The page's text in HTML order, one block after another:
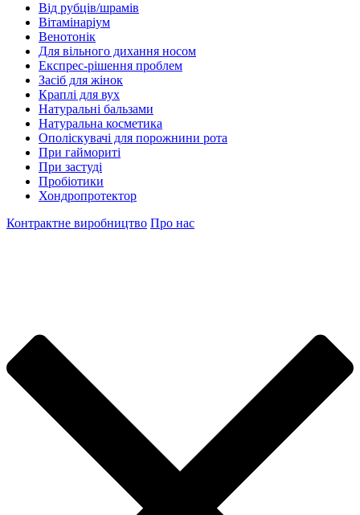
Від рубців/шрамів
Вітамінаріум
Венотонік
Для вільного дихання носом
Експрес-рішення проблем
Засіб для жінок
Краплі для вух
Натуральні бальзами
Натуральна косметика
Ополіскувачі для порожнини рота
При гаймориті
При застуді
Пробіотики
Хондропротектор
Контрактне виробництво Про нас